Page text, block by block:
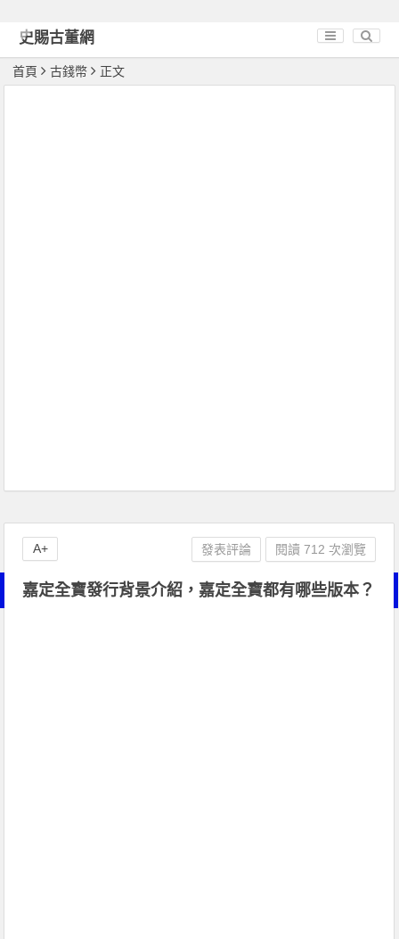
史賜古董網
首頁 古錢幣 正文
嘉定全寶發行背景介紹，嘉定全寶都有哪些版本？
發表評論 閱讀 712 次瀏覽
A+